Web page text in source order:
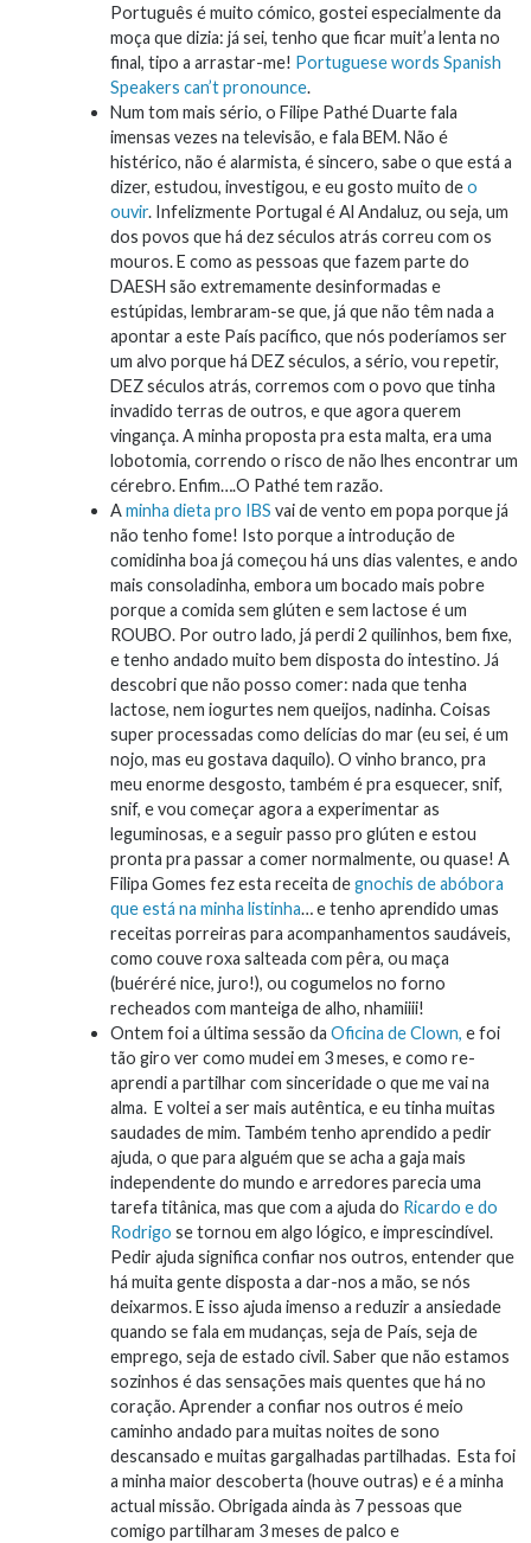
Português é muito cómico, gostei especialmente da
moça que dizia: já sei, tenho que ficar muit’a lenta no
final, tipo a arrastar-me! Portuguese words Spanish
Speakers can’t pronounce.
Num tom mais sério, o Filipe Pathé Duarte fala
imensas vezes na televisão, e fala BEM. Não é
histérico, não é alarmista, é sincero, sabe o que está a
dizer, estudou, investigou, e eu gosto muito deo
ouvir. Infelizmente Portugal é Al Andaluz, ou seja, um
dos povos que há dez séculos atrás correu com os
mouros. E como as pessoas que fazem parte do
DAESH são extremamente desinformadas e
estúpidas, lembraram-se que, já que não têm nada a
apontar a este País pacífico, que nós poderíamos ser
um alvo porque há DEZ séculos, a sério, vou repetir,
DEZ séculos atrás, corremos com o povo que tinha
invadido terras de outros, e que agora querem
vingança. A minha proposta pra esta malta, era uma
lobotomia, correndo o risco de não lhes encontrar um
cérebro. Enfim….O Pathé tem razão.
Aminha dieta pro IBSvai de vento em popa porque já
não tenho fome! Isto porque a introdução de
comidinha boa já começou há uns dias valentes, e ando
mais consoladinha, embora um bocado mais pobre
porque a comida sem glúten e sem lactose é um
ROUBO. Por outro lado, já perdi 2 quilinhos, bem fixe,
e tenho andado muito bem disposta do intestino. Já
descobri que não posso comer: nada que tenha
lactose, nem iogurtes nem queijos, nadinha. Coisas
super processadas como delícias do mar (eu sei, é um
nojo, mas eu gostava daquilo). O vinho branco, pra
meu enorme desgosto, também é pra esquecer, snif,
snif, e vou começar agora a experimentar as
leguminosas, e a seguir passo pro glúten e estou
pronta pra passar a comer normalmente, ou quase! A
Filipa Gomes fez esta receita degnochis de abóbora
que está na minha listinha… e tenho aprendido umas
receitas porreiras para acompanhamentos saudáveis,
como couve roxa salteada com pêra, ou maça
(buéréré nice, juro!), ou cogumelos no forno
recheados com manteiga de alho, nhamiiii!
Ontem foi a última sessão daOficina de Clown, e foi
tão giro ver como mudei em 3 meses, e como re-
aprendi a partilhar com sinceridade o que me vai na
alma. E voltei a ser mais autêntica, e eu tinha muitas
saudades de mim. Também tenho aprendido a pedir
ajuda, o que para alguém que se acha a gaja mais
independente do mundo e arredores parecia uma
tarefa titânica, mas que com a ajuda do Ricardo e do
Rodrigo se tornou em algo lógico, e imprescindível.
Pedir ajuda significa confiar nos outros, entender que
há muita gente disposta a dar-nos a mão, se nós
deixarmos. E isso ajuda imenso a reduzir a ansiedade
quando se fala em mudanças, seja de País, seja de
emprego, seja de estado civil. Saber que não estamos
sozinhos é das sensações mais quentes que há no
coração. Aprender a confiar nos outros é meio
caminho andado para muitas noites de sono
descansado e muitas gargalhadas partilhadas. Esta foi
a minha maior descoberta (houve outras) e é a minha
actual missão. Obrigada ainda às 7 pessoas que
comigo partilharam 3 meses de palco e